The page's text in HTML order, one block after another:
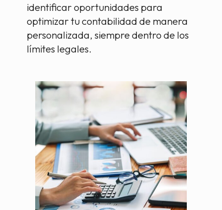
identificar oportunidades para
optimizar tu contabilidad de manera
personalizada, siempre dentro de los
límites legales.